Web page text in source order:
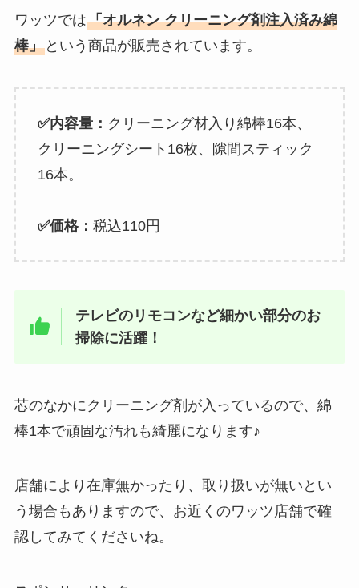
ワッツでは「オルネン クリーニング剤注入済み綿
棒」という商品が販売されています。
✅内容量： クリーニング材入り綿棒16本、
クリーニングシート16枚、隙間スティック
16本。
✅価格： 税込110円
テレビのリモコンなど細かい部分のお
掃除に活躍！
芯のなかにクリーニング剤が入っているので、綿
棒1本で頑固な汚れも綺麗になります♪
店舗により在庫無かったり、取り扱いが無いとい
う場合もありますので、お近くのワッツ店舗で確
認してみてくださいね。